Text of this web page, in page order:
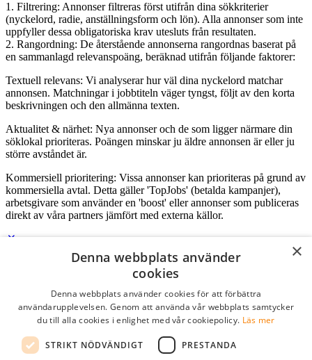
1. Filtrering: Annonser filtreras först utifrån dina sökkriterier
(nyckelord, radie, anställningsform och lön). Alla annonser som inte
uppfyller dessa obligatoriska krav utesluts från resultaten.
2. Rangordning: De återstående annonserna rangordnas baserat på
en sammanlagd relevanspoäng, beräknad utifrån följande faktorer:
Textuell relevans: Vi analyserar hur väl dina nyckelord matchar
annonsen. Matchningar i jobbtiteln väger tyngst, följt av den korta
beskrivningen och den allmänna texten.
Aktualitet & närhet: Nya annonser och de som ligger närmare din
söklokal prioriteras. Poängen minskar ju äldre annonsen är eller ju
större avståndet är.
Kommersiell prioritering: Vissa annonser kan prioriteras på grund av
kommersiella avtal. Detta gäller 'TopJobs' (betalda kampanjer),
arbetsgivare som använder en 'boost' eller annonser som publiceras
direkt av våra partners jämfört med externa källor.
Lösenord
kom ihåg mig
×
Denna webbplats använder
cookies
Denna webbplats använder cookies för att förbättra
användarupplevelsen. Genom att använda vår webbplats samtycker
du till alla cookies i enlighet med vår cookiepolicy. Läs mer
STRIKT NÖDVÄNDIGT PRESTANDA